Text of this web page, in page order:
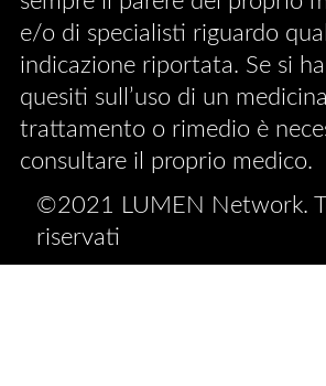
e/o di specialisti riguardo
indicazione riportata. Se si
quesiti sull’uso di un
trattamento o rimedio è
consultare il proprio medico.
©2021 LUMEN Network.
riservati